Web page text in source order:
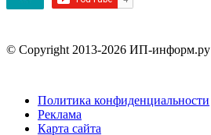
© Copyright 2013-2026 ИП-информ.ру
Политика конфиденциальности
Реклама
Карта сайта